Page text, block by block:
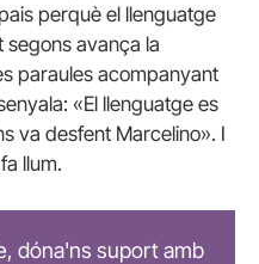
perquè el llenguatge
avança la
paraules acompanyant
«El llenguatge es
va desfent Marcelino». I
llum.
dóna'ns suport amb